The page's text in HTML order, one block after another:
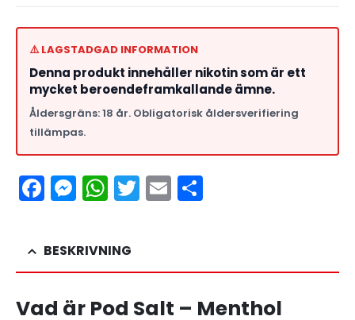
⚠️ LAGSTADGAD INFORMATION
Denna produkt innehåller nikotin som är ett
mycket beroendeframkallande ämne.
Åldersgräns: 18 år. Obligatorisk åldersverifiering
tillämpas.
Facebook
Messenger
WhatsApp
Twitter
Email
BESKRIVNING
Vad är Pod Salt – Menthol